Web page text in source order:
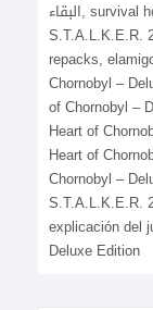
البقاء, survival horror games, Unreal Engine 5,descargar
S.T.A.L.K.E.R.
repacks,
Chornobyl –
of Chornobyl –
Heart of
Heart of
Chornobyl –
S.T.A.L.K.E.R.
explicación del
Deluxe Edition